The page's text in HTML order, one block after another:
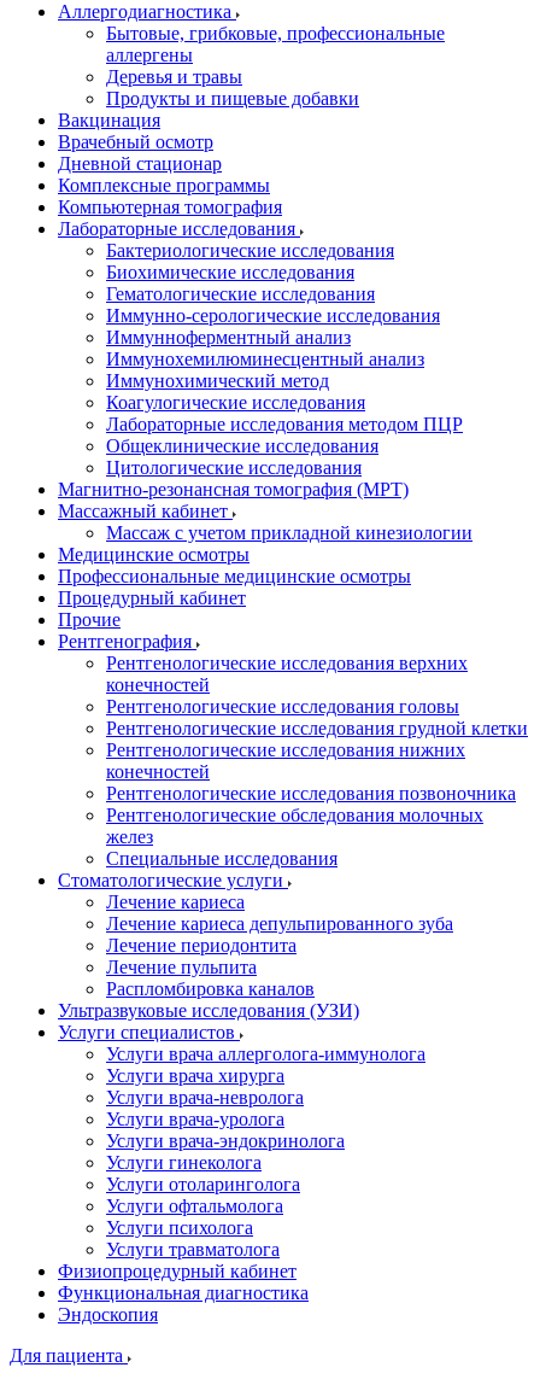
Аллергодиагностика
Бытовые, грибковые, профессиональные
аллергены
Деревья и травы
Продукты и пищевые добавки
Вакцинация
Врачебный осмотр
Дневной стационар
Комплексные программы
Компьютерная томография
Лабораторные исследования
Бактериологические исследования
Биохимические исследования
Гематологические исследования
Иммунно-серологические исследования
Иммунноферментный анализ
Иммунохемилюминесцентный анализ
Иммунохимический метод
Коагулогические исследования
Лабораторные исследования методом ПЦР
Общеклинические исследования
Цитологические исследования
Магнитно-резонансная томография (МРТ)
Массажный кабинет
Массаж с учетом прикладной кинезиологии
Медицинские осмотры
Профессиональные медицинские осмотры
Процедурный кабинет
Прочие
Рентгенография
Рентгенологические исследования верхних
конечностей
Рентгенологические исследования головы
Рентгенологические исследования грудной клетки
Рентгенологические исследования нижних
конечностей
Рентгенологические исследования позвоночника
Рентгенологические обследования молочных
желез
Специальные исследования
Стоматологические услуги
Лечение кариеса
Лечение кариеса депульпированного зуба
Лечение периодонтита
Лечение пульпита
Распломбировка каналов
Ультразвуковые исследования (УЗИ)
Услуги специалистов
Услуги врача аллерголога-иммунолога
Услуги врача хирурга
Услуги врача-невролога
Услуги врача-уролога
Услуги врача-эндокринолога
Услуги гинеколога
Услуги отоларинголога
Услуги офтальмолога
Услуги психолога
Услуги травматолога
Физиопроцедурный кабинет
Функциональная диагностика
Эндоскопия
Для пациента